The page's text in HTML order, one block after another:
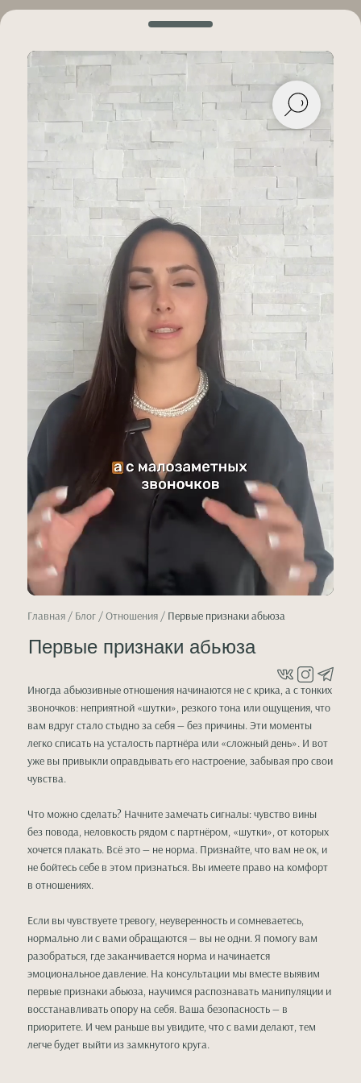
Главная / Блог / Отношения / Первые признаки абьюза
Первые признаки абьюза
Иногда абьюзивные отношения начинаются не с крика, а с тонких
звоночков: неприятной «шутки», резкого тона или ощущения, что
вам вдруг стало стыдно за себя — без причины. Эти моменты
легко списать на усталость партнёра или «сложный день». И вот
уже вы привыкли оправдывать его настроение, забывая про свои
чувства.
Что можно сделать? Начните замечать сигналы: чувство вины
без повода, неловкость рядом с партнёром, «шутки», от которых
хочется плакать. Всё это — не норма. Признайте, что вам не ок, и
не бойтесь себе в этом признаться. Вы имеете право на комфорт
в отношениях.
Если вы чувствуете тревогу, неуверенность и сомневаетесь,
нормально ли с вами обращаются — вы не одни. Я помогу вам
разобраться, где заканчивается норма и начинается
эмоциональное давление. На консультации мы вместе выявим
первые признаки абьюза, научимся распознавать манипуляции и
восстанавливать опору на себя. Ваша безопасность — в
приоритете. И чем раньше вы увидите, что с вами делают, тем
легче будет выйти из замкнутого круга.